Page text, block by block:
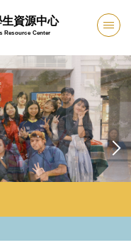
資源中心
Resource Center